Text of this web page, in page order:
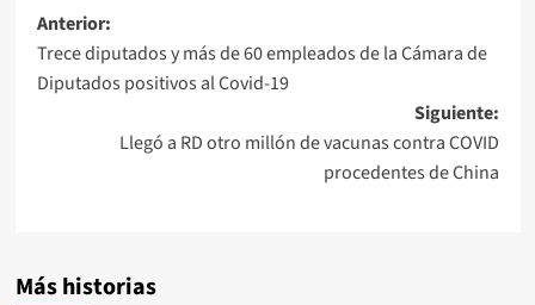
Anterior:
Trece diputados y más de 60 empleados de la Cámara de
Diputados positivos al Covid-19
Siguiente:
Llegó a RD otro millón de vacunas contra COVID
procedentes de China
Más historias